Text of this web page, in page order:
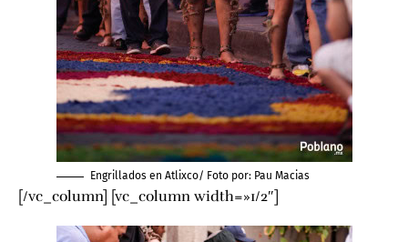
Engrillados en Atlixco/ Foto por: Pau Macias
[/vc_column] [vc_column width=»1/2″]